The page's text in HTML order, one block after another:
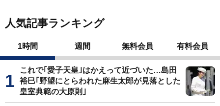
人気記事ランキング
1時間 週間 無料会員 有料会員
これで｢愛子天皇｣はかえって近づいた…島田
裕巳｢野望にとらわれた麻生太郎が見落とした
皇室典範の大原則｣